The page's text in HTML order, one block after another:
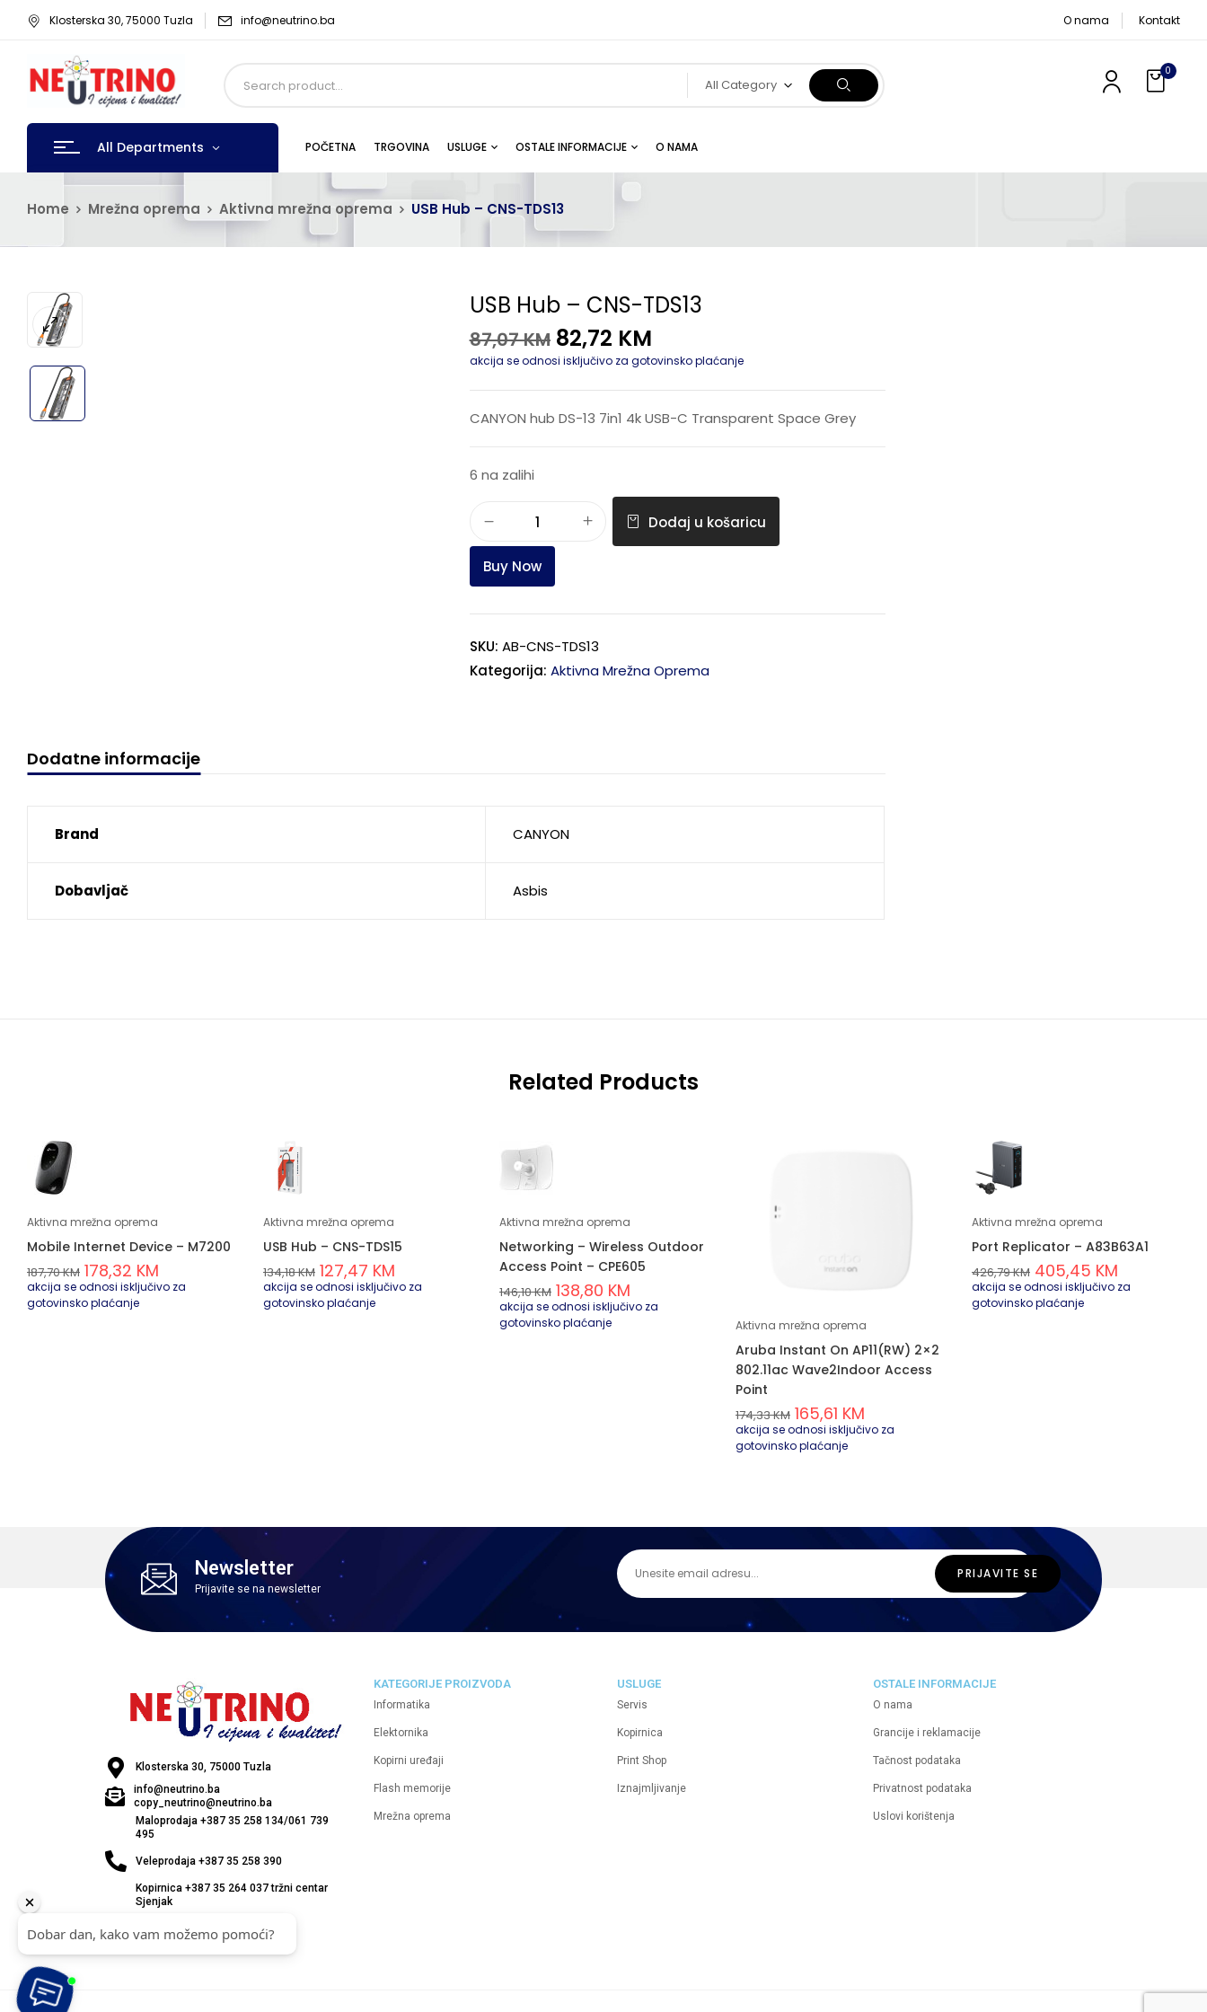
Klosterska 30, 75000 Tuzla info@neutrino.ba O nama Kontakt
All Category
0
All Departments POČETNA TRGOVINA USLUGE OSTALE INFORMACIJE O NAMA
Home Mrežna oprema Aktivna mrežna oprema USB Hub – CNS-TDS13
USB Hub – CNS-TDS13
87,07KM 82,72 KM
akcija se odnosi isključivo za gotovinsko plaćanje
CANYON hub DS-13 7in1 4k USB-C Transparent Space Grey
6 na zalihi
Dodaj u košaricu
Buy Now
SKU: AB-CNS-TDS13
Kategorija: Aktivna Mrežna Oprema
Dodatne informacije
Brand CANYON
Dobavljač Asbis
Related Products
Aktivna mrežna oprema
Mobile Internet Device – M7200
187,70KM 178,32 KM
akcija se odnosi isključivo za
gotovinsko plaćanje
Aktivna mrežna oprema
USB Hub – CNS-TDS15
134,18KM 127,47 KM
akcija se odnosi isključivo za
gotovinsko plaćanje
Aktivna mrežna oprema
Networking – Wireless Outdoor
Access Point – CPE605
146,10KM 138,80 KM
akcija se odnosi isključivo za
gotovinsko plaćanje
Aktivna mrežna oprema
Aruba Instant On AP11(RW) 2×2
802.11ac Wave2Indoor Access
Point
174,33KM 165,61 KM
akcija se odnosi isključivo za
gotovinsko plaćanje
Aktivna mrežna oprema
Port Replicator – A83B63A1
426,79KM 405,45 KM
akcija se odnosi isključivo za
gotovinsko plaćanje
Newsletter
Prijavite se na newsletter
Klosterska 30, 75000 Tuzla
info@neutrino.ba
copy_neutrino@neutrino.ba
Maloprodaja +387 35 258 134/061 739
495
Veleprodaja +387 35 258 390
Kopirnica +387 35 264 037 tržni centar
Sjenjak
KATEGORIJE PROIZVODA
Informatika
Elektornika
Kopirni uređaji
Flash memorije
Mrežna oprema
USLUGE
Servis
Kopirnica
Print Shop
Iznajmljivanje
OSTALE INFORMACIJE
O nama
Grancije i reklamacije
Tačnost podataka
Privatnost podataka
Uslovi korištenja